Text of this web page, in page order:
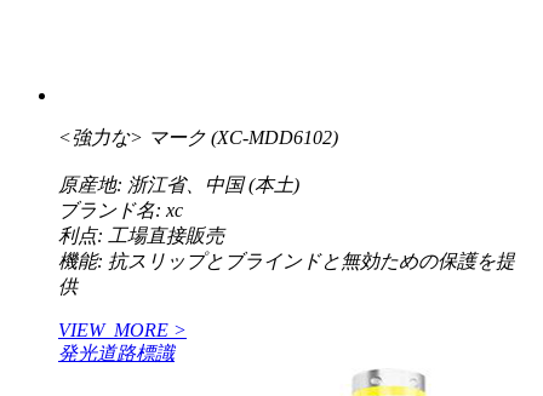
<強力な> マーク (XC-MDD6102)
原産地: 浙江省、中国 (本土)
ブランド名: xc
利点: 工場直接販売
機能: 抗スリップとブラインドと無効ための保護を提
供
VIEW_MORE >
発光道路標識